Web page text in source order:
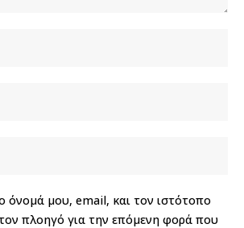
όνομά μου, email, και τον ιστότοπο
πλοηγό για την επόμενη φορά που